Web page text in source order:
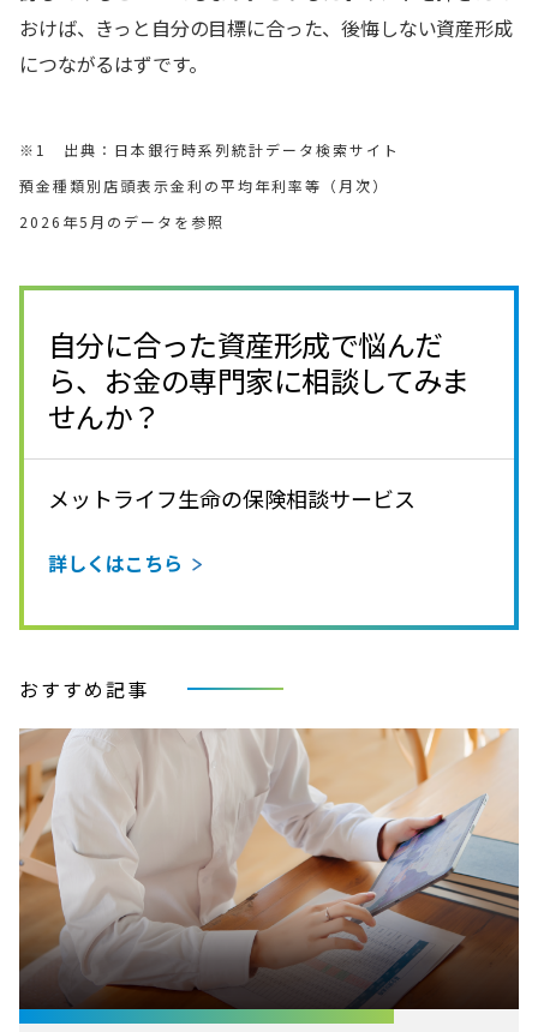
おけば、きっと自分の目標に合った、後悔しない資産形成
につながるはずです。
※1 出典：日本銀行時系列統計データ検索サイト
預金種類別店頭表示金利の平均年利率等（月次）
2026年5月のデータを参照
自分に合った資産形成で悩んだ
ら、お金の専門家に相談してみま
せんか？
メットライフ生命の保険相談サービス
詳しくはこちら
おすすめ記事